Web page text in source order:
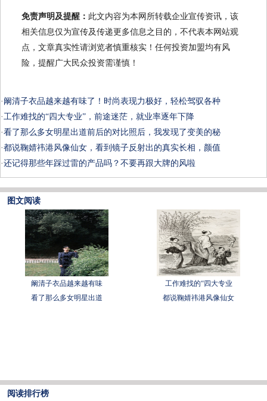
免责声明及提醒： 此文内容为本网所转载企业宣传资讯，该
相关信息仅为宣传及传递更多信息之目的，不代表本网站观
点，文章真实性请浏览者慎重核实！任何投资加盟均有风
险，提醒广大民众投资需谨慎！
· 阚清子衣品越来越有味了！时尚表现力极好，轻松驾驭各种
·工作难找的“四大专业”，前途迷茫，就业率逐年下降
·看了那么多女明星出道前后的对比照后，我发现了变美的秘
·都说鞠婧祎港风像仙女，看到镜子反射出的真实长相，颜值
·还记得那些年踩过雷的产品吗？不要再跟大牌的风啦
图文阅读
阚清子衣品越来越有味
工作难找的“四大专业
看了那么多女明星出道
都说鞠婧祎港风像仙女
阅读排行榜